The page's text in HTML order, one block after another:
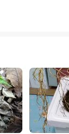
운삼 그리고 산양삼 및
로 알려 져 있읍니다, 또
의 소지가 없도록 최선
일단 산에서 채심한 삼에
고 산삼 이라고 하겠읍니
운삼 그리고 산양삼 및
급 합니다.3,본 협회에
..